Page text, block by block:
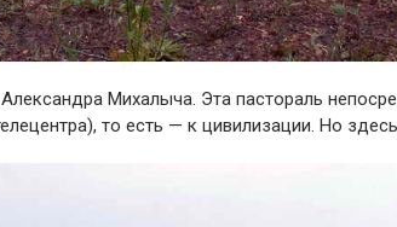
Михалыча. Эта пастораль
то есть — к цивилизации. Но